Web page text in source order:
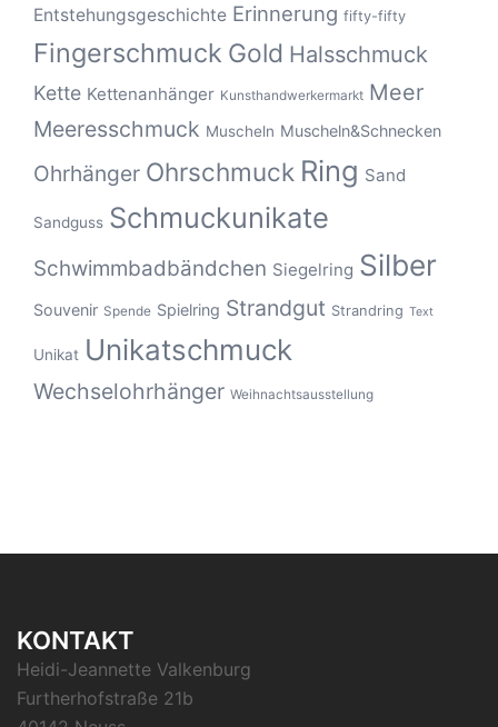
Entstehungsgeschichte Erinnerung fifty-fifty
Fingerschmuck Gold Halsschmuck
Kette Kettenanhänger Kunsthandwerkermarkt Meer
Meeresschmuck Muscheln Muscheln&Schnecken
Ohrhänger Ohrschmuck Ring Sand
Sandguss Schmuckunikate
Schwimmbadbändchen Siegelring Silber
Souvenir Spende Spielring Strandgut Strandring Text
Unikat Unikatschmuck
Wechselohrhänger Weihnachtsausstellung
KONTAKT
Heidi-Jeannette Valkenburg
Furtherhofstraße 21b